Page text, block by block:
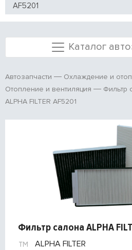
Каталог
Автозапчасти
Охлаждение и
Отопление и вентиляция
Фильтр
ALPHA FILTER AF5201
Фильтр салона ALPHA
ALPHA FILTER